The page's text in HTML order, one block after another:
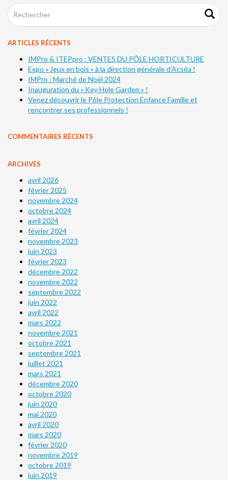
ARTICLES RÉCENTS
IMPro & ITEPpro : VENTES DU PÔLE HORTICULTURE
Expo « Jeux en bois » à la direction générale d’Acséa !
IMPro : Marché de Noël 2024
Inauguration du « Key Hole Garden » !
Venez découvrir le Pôle Protection Enfance Famille et
rencontrer ses professionnels !
COMMENTAIRES RÉCENTS
ARCHIVES
avril 2026
février 2025
novembre 2024
octobre 2024
avril 2024
février 2024
novembre 2023
juin 2023
février 2023
décembre 2022
novembre 2022
septembre 2022
juin 2022
avril 2022
mars 2022
novembre 2021
octobre 2021
septembre 2021
juillet 2021
mars 2021
décembre 2020
octobre 2020
juin 2020
mai 2020
avril 2020
mars 2020
février 2020
novembre 2019
octobre 2019
juin 2019